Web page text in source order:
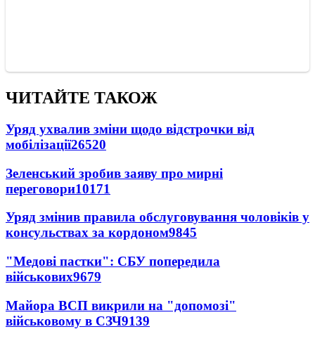
ЧИТАЙТЕ ТАКОЖ
Уряд ухвалив зміни щодо відстрочки від
мобілізації26520
Зеленський зробив заяву про мирні
переговори10171
Уряд змінив правила обслуговування чоловіків у
консульствах за кордоном9845
"Медові пастки": СБУ попередила
військових9679
Майора ВСП викрили на "допомозі"
військовому в СЗЧ9139